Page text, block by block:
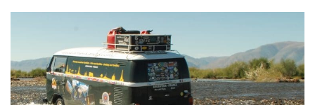
SIGN UP
I would like to receive news and special offers.